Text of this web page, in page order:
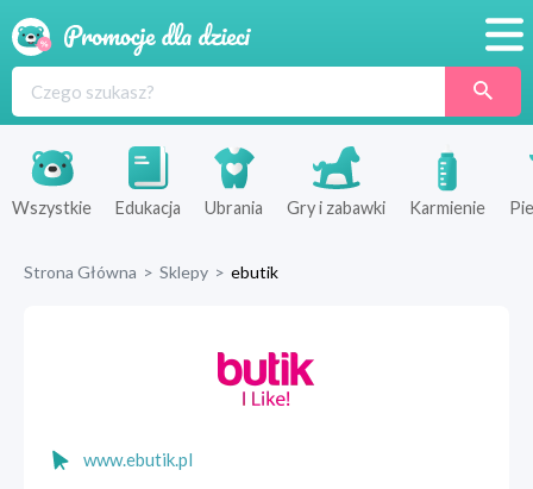
Produkty
Sklepy
Wszystkie Edukacja Ubrania Gry i zabawki Karmienie
Strona Główna > Sklepy > ebutik
www.ebutik.pl